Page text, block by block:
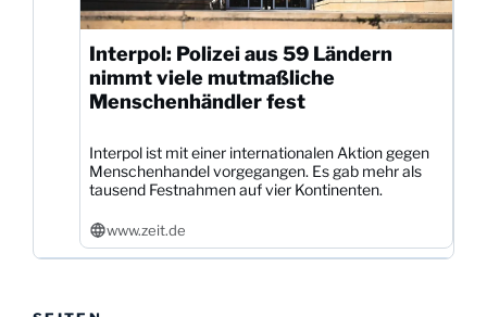
Interpol: Polizei aus 59 Ländern
nimmt viele mutmaßliche
Menschenhändler fest
Interpol ist mit einer internationalen Aktion gegen
Menschenhandel vorgegangen. Es gab mehr als
tausend Festnahmen auf vier Kontinenten.
www.zeit.de